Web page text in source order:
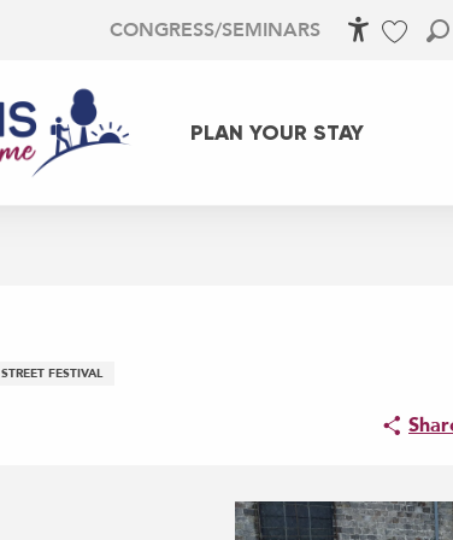
CONGRESS/SEMINARS
PLAN YOUR STAY
STREET FESTIVAL